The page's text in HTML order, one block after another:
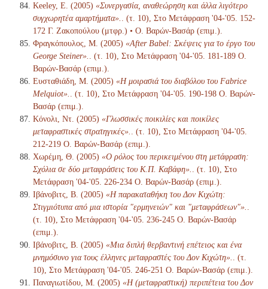
Keeley, E. (2005) «Συνεργασία, αναθεώρηση και άλλα λιγότερο
συγχωρητέα αμαρτήματα».
. (τ. 10), Στο Μετάφραση '04-'05. 152-
172 Γ. Ζακοπούλου (μτφρ.) • Ο. Βαρών-Βασάρ (επιμ.).
Φραγκόπουλος, Μ. (2005) «After Babel: Σκέψεις για το έργο του
George Steiner».
. (τ. 10), Στο Μετάφραση '04-'05. 181-189 Ο.
Βαρών-Βασάρ (επιμ.).
Ευσταθιάδη, Μ. (2005) «Η μοιρασιά του διαβόλου του Fabrice
Melquiot».
. (τ. 10), Στο Μετάφραση '04-'05. 190-198 Ο. Βαρών-
Βασάρ (επιμ.).
Κόνολι, Ντ. (2005) «Γλωσσικές ποικιλίες και ποικίλες
μεταφραστικές στρατηγικές».
. (τ. 10), Στο Μετάφραση '04-'05.
212-219 Ο. Βαρών-Βασάρ (επιμ.).
Χωρέμη, Θ. (2005) «Ο ρόλος του περικειμένου στη μετάφραση:
Σχόλια σε δύο μεταφράσεις του Κ.Π. Καβάφη».
. (τ. 10), Στο
Μετάφραση '04-'05. 226-234 Ο. Βαρών-Βασάρ (επιμ.).
Ιβάνοβιτς, Β. (2005) «Η παρακαταθήκη του Δον Κιχώτη:
Στιγμιότυπα από μια ιστορία "ερμηνειών" και "μεταφράσεων"».
(τ. 10), Στο Μετάφραση '04-'05. 236-245 Ο. Βαρών-Βασάρ
(επιμ.).
Ιβάνοβιτς, Β. (2005) «Μια διπλή θερβαντινή επέτειος και ένα
μνημόσυνο για τους έλληνες μεταφραστές του Δον Κιχώτη».
. (τ.
10), Στο Μετάφραση '04-'05. 246-251 Ο. Βαρών-Βασάρ (επιμ.).
Παναγιωτίδου, Μ. (2005) «Η (μεταφραστική) περιπέτεια του Δον